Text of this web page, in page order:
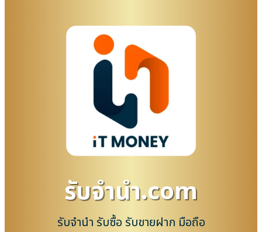
รับจํานํา.com
รับจำนำ รับซื้อ รับขายฝาก มือถือ